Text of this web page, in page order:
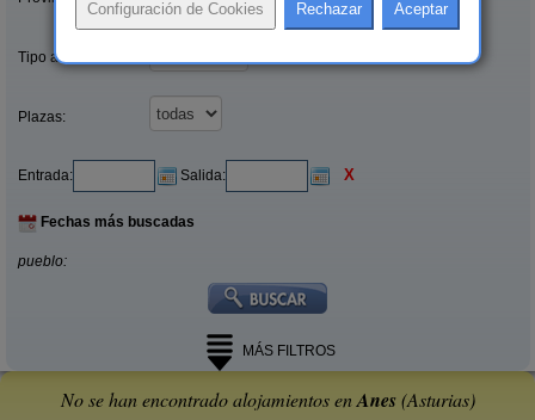
Tipo alquiler:
Plazas:
Entrada: Salida: X
Fechas más buscadas
pueblo:
MÁS FILTROS
No se han encontrado alojamientos enAnes(Asturias)